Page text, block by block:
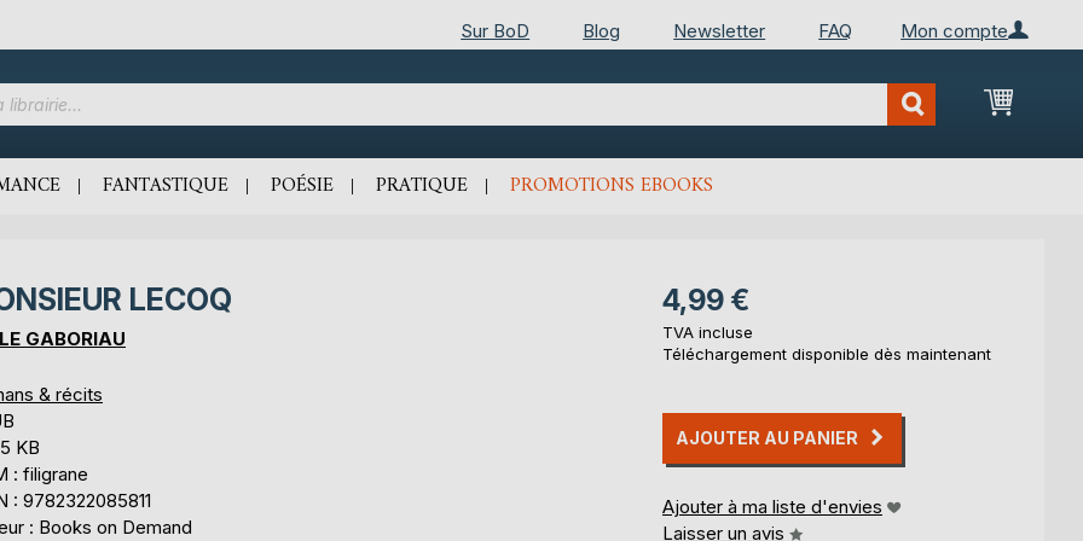
Mon compte
Sur BoD Blog Newsletter FAQ
Mon
FANTASTIQUE POÉSIE PRATIQUE PROMOTIONS EBOOKS
LECOQ
GABORIAU
& récits
KB
: filigrane
: 9782322085811
: Books on Demand
4,99 €
TVA incluse
Téléchargement disponible dès maintenant
AJOUTER AU PANIER
Ajouter à ma liste d'envies
Laisser un avis